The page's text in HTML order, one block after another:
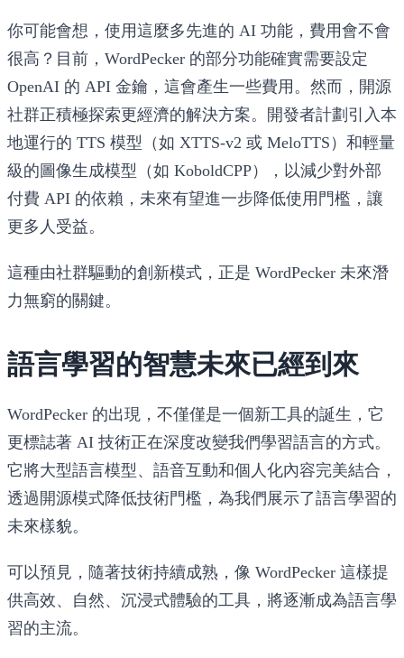
你可能會想，使用這麼多先進的 AI 功能，費用會不會
很高？目前，WordPecker 的部分功能確實需要設定
OpenAI 的 API 金鑰，這會產生一些費用。然而，開源
社群正積極探索更經濟的解決方案。開發者計劃引入本
地運行的 TTS 模型（如 XTTS-v2 或 MeloTTS）和輕量
級的圖像生成模型（如 KoboldCPP），以減少對外部
付費 API 的依賴，未來有望進一步降低使用門檻，讓
更多人受益。
這種由社群驅動的創新模式，正是 WordPecker 未來潛
力無窮的關鍵。
語言學習的智慧未來已經到來
WordPecker 的出現，不僅僅是一個新工具的誕生，它
更標誌著 AI 技術正在深度改變我們學習語言的方式。
它將大型語言模型、語音互動和個人化內容完美結合，
透過開源模式降低技術門檻，為我們展示了語言學習的
未來樣貌。
可以預見，隨著技術持續成熟，像 WordPecker 這樣提
供高效、自然、沉浸式體驗的工具，將逐漸成為語言學
習的主流。